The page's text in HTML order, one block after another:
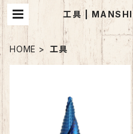
工具 |
HOME 工具